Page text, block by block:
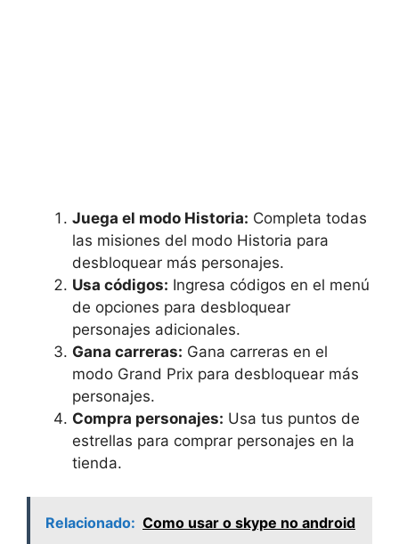
Juega el modo Historia: Completa todas
las misiones del modo Historia para
desbloquear más personajes.
Usa códigos: Ingresa códigos en el menú
de opciones para desbloquear
personajes adicionales.
Gana carreras: Gana carreras en el
modo Grand Prix para desbloquear más
personajes.
Compra personajes: Usa tus puntos de
estrellas para comprar personajes en la
tienda.
Relacionado: Como usar o skype no android